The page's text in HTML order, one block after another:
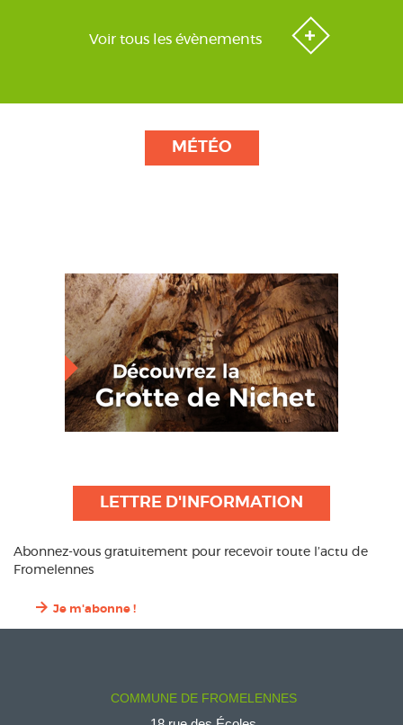
Voir tous les évènements
MÉTÉO
LETTRE D'INFORMATION
Abonnez-vous gratuitement pour recevoir toute l’actu de
Fromelennes
Je m'abonne !
COMMUNE DE FROMELENNES